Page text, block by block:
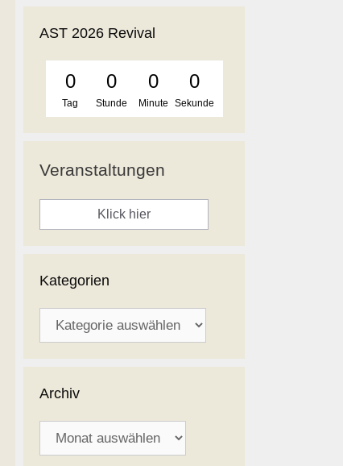
AST 2026 Revival
0
Tag
0
Stunde
0
Minute
0
Sekunde
Veranstaltungen
Klick hier
Kategorien
Kategorien
Archiv
Archiv